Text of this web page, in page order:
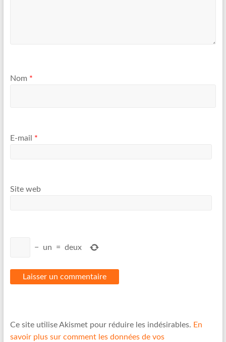
Nom *
E-mail *
Site web
− un = deux
Ce site utilise Akismet pour réduire les indésirables. En
savoir plus sur comment les données de vos